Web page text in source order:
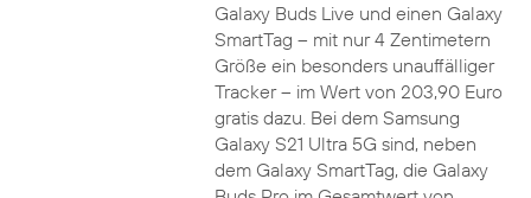
Galaxy Buds Live und einen Galaxy
SmartTag – mit nur 4 Zentimetern
Größe ein besonders unauffälliger
Tracker – im Wert von 203,90 Euro
gratis dazu. Bei dem Samsung
Galaxy S21 Ultra 5G sind, neben
dem Galaxy SmartTag, die Galaxy